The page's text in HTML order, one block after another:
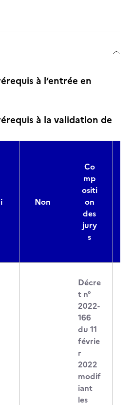
à l’entrée en
à la validation de
Non
Co
mp
ositi
on
des
jury
s
Décre
t n°
2022-
166
du 11
févrie
r
2022
modif
iant
les